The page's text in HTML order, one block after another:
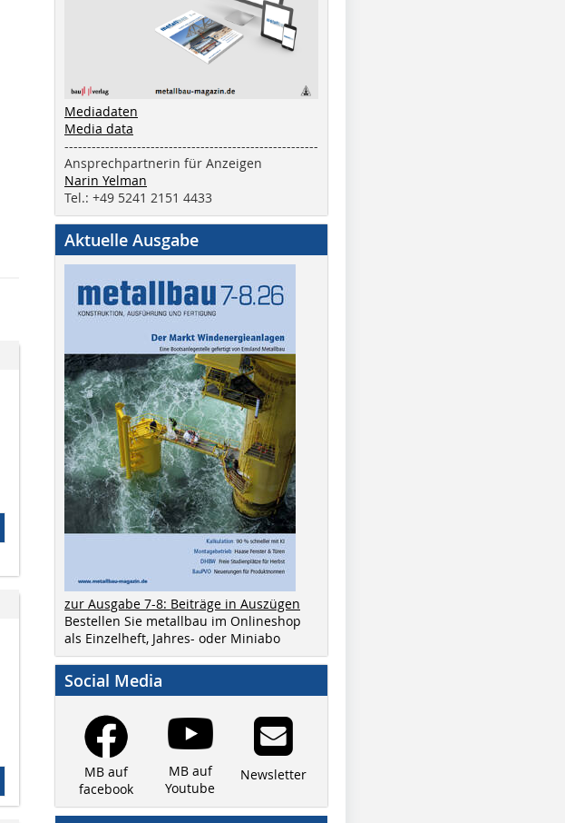
Mediadaten
Media data
--------------------------------------------------------
Ansprechpartnerin für Anzeigen
Narin Yelman
Tel.: +49 5241 2151 4433
Aktuelle Ausgabe
zur Ausgabe 7-8: Beiträge in Auszügen
Bestellen Sie metallbau im Onlineshop
als Einzelheft, Jahres- oder Miniabo
Social Media
MB auf
facebook
MB auf
Youtube
Newsletter